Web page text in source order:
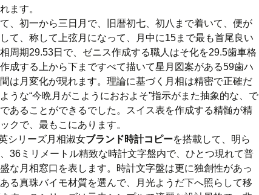
ます。
、初一から三日月で、旧暦初七、初八まで着いて、便が
て、称して上弦月になって、月中に15まで最も首尾良い
周期29.53日で、ゼニス作成する職人はそ化を29.5歯車格
成する上から下まですべて描いて星月図案がある59歯ハ
は月変化が現れます。理論に基づく月相は精密で正確だ
うな“今晩月がこようにおおよそ”指示がまた抽象的な、で
あることができるでした。スイス表を作成する精髄が精
クで、最もこにあります。
シリーズ月相淑女ブランド時計コピーを搭載して、明ら
36ミリメートル精致な時計文字盤内で、ひとつ現れて普
な月相窓口を表します。時計文字盤は更に独創性があっ
る真珠バイモ材質を選んで、月光ようだ下へ照らして移